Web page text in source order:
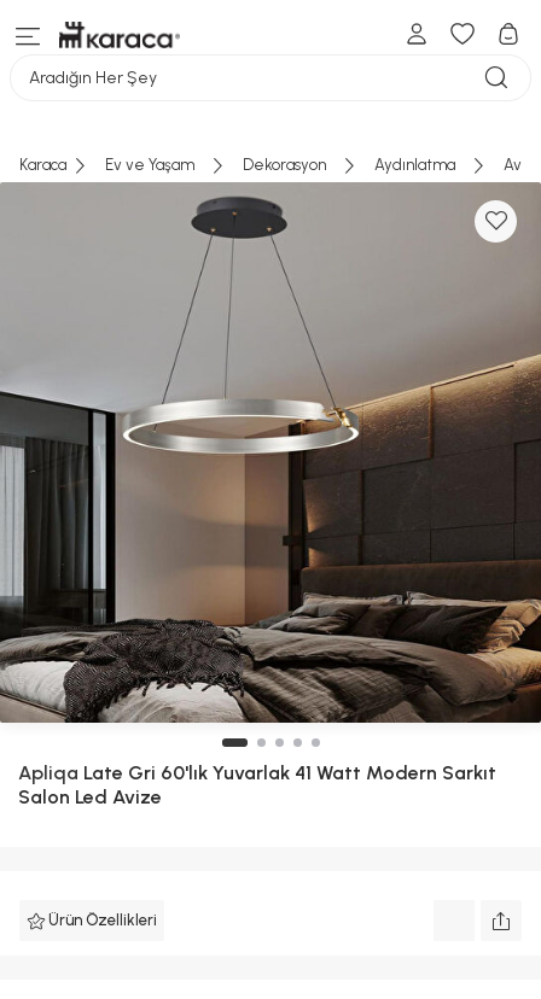
Aradığın Her Şey
Karaca Ev ve Yaşam Dekorasyon Aydınlatma
Apliqa Late Gri 60'lık Yuvarlak 41 Watt Modern Sarkıt
Salon Led Avize
Ürün Özellikleri